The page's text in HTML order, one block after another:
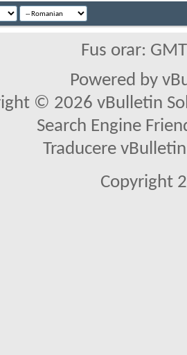
Fus orar:
Powered by
© 2026 vBulletin
Search Engine
Traducere
Copyright